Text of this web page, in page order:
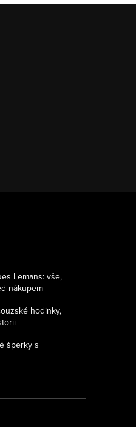
Lemans: vše,
nákupem
hodinky,
šperky s